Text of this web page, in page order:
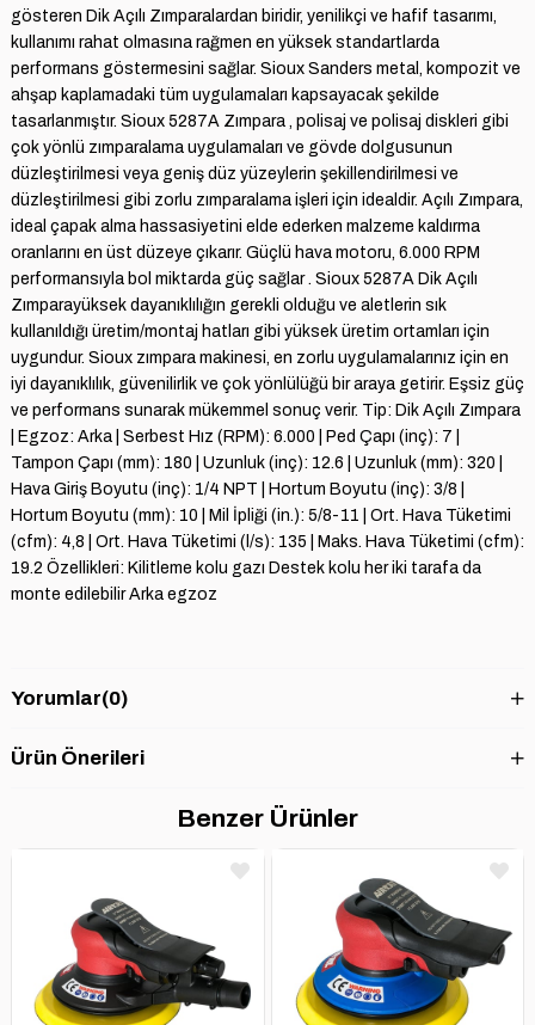
gösteren Dik Açılı Zımparalardan biridir, yenilikçi ve hafif tasarımı,
kullanımı rahat olmasına rağmen en yüksek standartlarda
performans göstermesini sağlar. Sioux Sanders metal, kompozit ve
ahşap kaplamadaki tüm uygulamaları kapsayacak şekilde
tasarlanmıştır. Sioux 5287A Zımpara , polisaj ve polisaj diskleri gibi
çok yönlü zımparalama uygulamaları ve gövde dolgusunun
düzleştirilmesi veya geniş düz yüzeylerin şekillendirilmesi ve
düzleştirilmesi gibi zorlu zımparalama işleri için idealdir. Açılı Zımpara,
ideal çapak alma hassasiyetini elde ederken malzeme kaldırma
oranlarını en üst düzeye çıkarır. Güçlü hava motoru, 6.000 RPM
performansıyla bol miktarda güç sağlar . Sioux 5287A Dik Açılı
Zımparayüksek dayanıklılığın gerekli olduğu ve aletlerin sık
kullanıldığı üretim/montaj hatları gibi yüksek üretim ortamları için
uygundur. Sioux zımpara makinesi, en zorlu uygulamalarınız için en
iyi dayanıklılık, güvenilirlik ve çok yönlülüğü bir araya getirir. Eşsiz güç
ve performans sunarak mükemmel sonuç verir. Tip: Dik Açılı Zımpara
| Egzoz: Arka | Serbest Hız (RPM): 6.000 | Ped Çapı (inç): 7 |
Tampon Çapı (mm): 180 | Uzunluk (inç): 12.6 | Uzunluk (mm): 320 |
Hava Giriş Boyutu (inç): 1/4 NPT | Hortum Boyutu (inç): 3/8 |
Hortum Boyutu (mm): 10 | Mil İpliği (in.): 5/8-11 | Ort. Hava Tüketimi
(cfm): 4,8 | Ort. Hava Tüketimi (l/s): 135 | Maks. Hava Tüketimi (cfm):
19.2 Özellikleri: Kilitleme kolu gazı Destek kolu her iki tarafa da
monte edilebilir Arka egzoz
Yorumlar(0)
Ürün Önerileri
Benzer Ürünler